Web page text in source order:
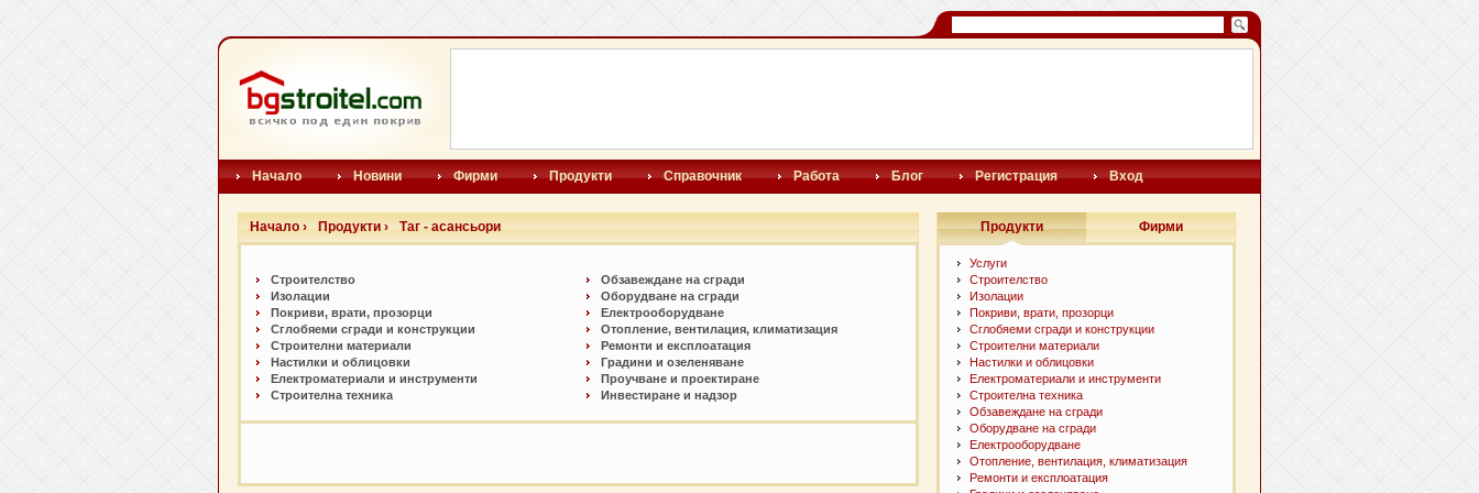
Начало Новини Фирми Продукти Справочник Работа Блог Регистрация Вход
Начало › Продукти › Таг - асансьори
Строителство
Изолации
Покриви, врати, прозорци
Сглобяеми сгради и конструкции
Строителни материали
Настилки и облицовки
Електроматериали и инструменти
Строителна техника
Обзавеждане на сгради
Оборудване на сгради
Електрооборудване
Отопление, вентилация, климатизация
Ремонти и експлоатация
Градини и озеленяване
Проучване и проектиране
Инвестиране и надзор
Продукти Фирми
Услуги
Строителство
Изолации
Покриви, врати, прозорци
Сглобяеми сгради и конструкции
Строителни материали
Настилки и облицовки
Електроматериали и инструменти
Строителна техника
Обзавеждане на сгради
Оборудване на сгради
Електрооборудване
Отопление, вентилация, климатизация
Ремонти и експлоатация